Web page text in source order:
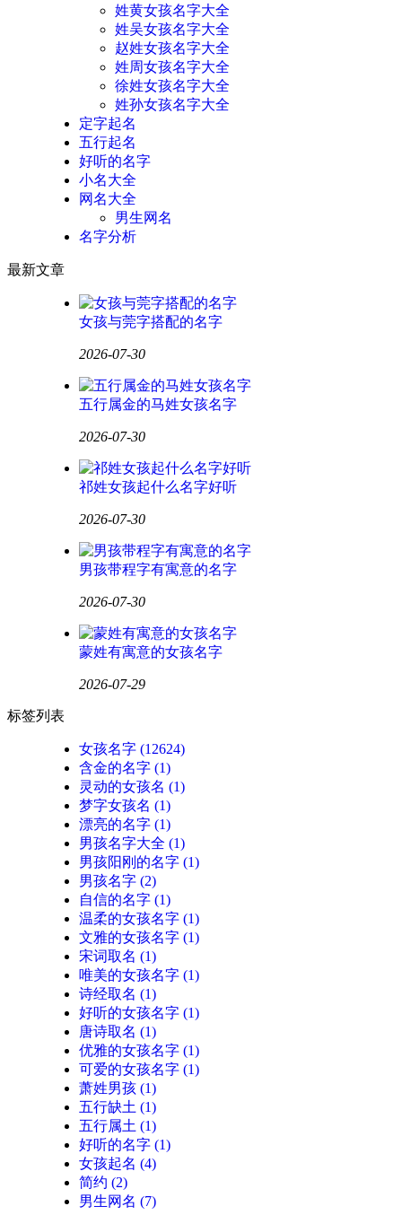
姓黄女孩名字大全
姓吴女孩名字大全
赵姓女孩名字大全
姓周女孩名字大全
徐姓女孩名字大全
姓孙女孩名字大全
定字起名
五行起名
好听的名字
小名大全
网名大全
男生网名
名字分析
最新文章
女孩与莞字搭配的名字
2026-07-30
五行属金的马姓女孩名字
2026-07-30
祁姓女孩起什么名字好听
2026-07-30
男孩带程字有寓意的名字
2026-07-30
蒙姓有寓意的女孩名字
2026-07-29
标签列表
女孩名字 (12624)
含金的名字 (1)
灵动的女孩名 (1)
梦字女孩名 (1)
漂亮的名字 (1)
男孩名字大全 (1)
男孩阳刚的名字 (1)
男孩名字 (2)
自信的名字 (1)
温柔的女孩名字 (1)
文雅的女孩名字 (1)
宋词取名 (1)
唯美的女孩名字 (1)
诗经取名 (1)
好听的女孩名字 (1)
唐诗取名 (1)
优雅的女孩名字 (1)
可爱的女孩名字 (1)
萧姓男孩 (1)
五行缺土 (1)
五行属土 (1)
好听的名字 (1)
女孩起名 (4)
简约 (2)
男生网名 (7)